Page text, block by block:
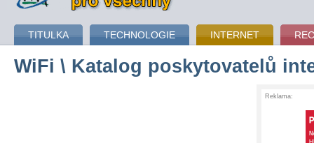
TITULKA TECHNOLOGIE INTERNET
WiFi \ Katalog poskytovatelů
Reklama: